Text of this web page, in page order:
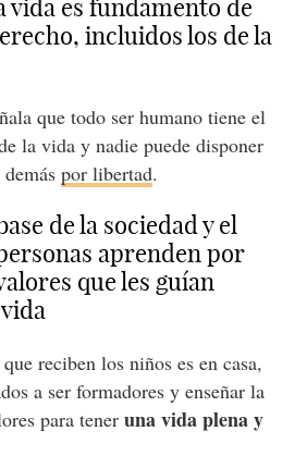
vida es fundamento de
incluidos los de la
que todo ser humano tiene el
la vida y nadie puede disponer
por libertad.
de la sociedad y el
aprenden por
que les guían
reciben los niños es en casa,
a ser formadores y enseñar la
para tener una vida plena y